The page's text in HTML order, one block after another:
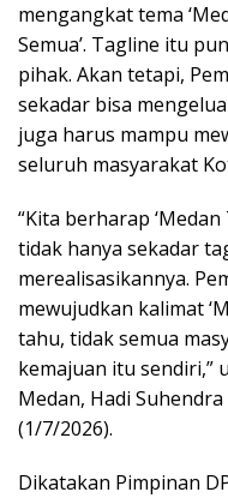
mengangkat tema
Semua’. Tagline itu
pihak. Akan tetapi,
sekadar bisa
juga harus mampu
seluruh masyarakat
“Kita berharap
tidak hanya sekadar
merealisasikannya.
mewujudkan kalimat
tahu, tidak semua
kemajuan itu sendiri,”
Medan, Hadi
(1/7/2026).
Dikatakan Pimpinan